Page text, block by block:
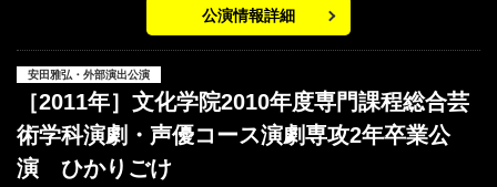
公演情報詳細
安田雅弘・外部演出公演
［2011年］文化学院2010年度専門課程総合芸
術学科演劇・声優コース演劇専攻2年卒業公
演 ひかりごけ